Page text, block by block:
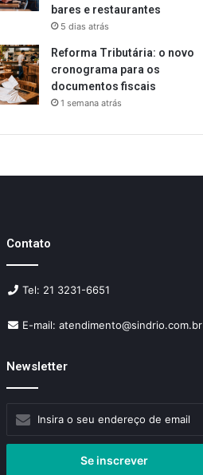
bares e restaurantes
5 dias atrás
Reforma Tributária: o novo
cronograma para os
documentos fiscais
1 semana atrás
Contato
Tel: 21 3231-6651
E-mail: atendimento@sindrio.com.br
Newsletter
seu